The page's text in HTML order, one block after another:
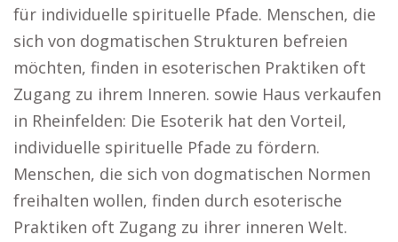
für individuelle spirituelle Pfade. Menschen, die
sich von dogmatischen Strukturen befreien
möchten, finden in esoterischen Praktiken oft
Zugang zu ihrem Inneren. sowie Haus verkaufen
in Rheinfelden: Die Esoterik hat den Vorteil,
individuelle spirituelle Pfade zu fördern.
Menschen, die sich von dogmatischen Normen
freihalten wollen, finden durch esoterische
Praktiken oft Zugang zu ihrer inneren Welt.